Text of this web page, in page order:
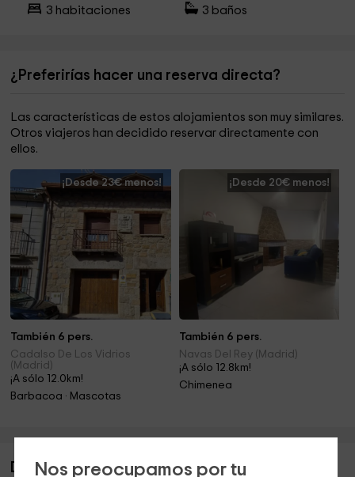
Nos preocupamos por tu
3 habitaciones 3 baños
¿Preferirías hacer una reserva directa?
Las características de estos alojamientos son muy similares.
Otros viajeros han decidido reservar directamente con
ellos.
¡Desde 23€ menos!
También 6 pers.
Cadalso De Los Vidrios
(Madrid)
¡A sólo 12.0km!
Barbacoa · Mascotas
¡Desde 20€ menos!
También 6 pers.
Navas Del Rey (Madrid)
¡A sólo 12.8km!
Chimenea
Descripción de Suites- Finca La Caprichosa